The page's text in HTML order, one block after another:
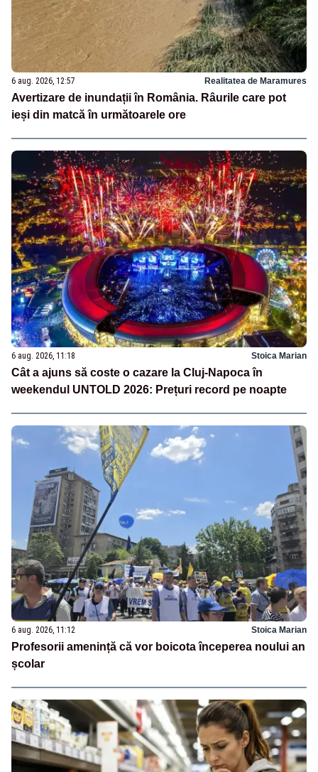
6 aug. 2026, 12:57 Realitatea de Maramures
Avertizare de inundații în România. Râurile care pot
ieși din matcă în următoarele ore
6 aug. 2026, 11:18 Stoica Marian
Cât a ajuns să coste o cazare la Cluj-Napoca în
weekendul UNTOLD 2026: Prețuri record pe noapte
6 aug. 2026, 11:12 Stoica Marian
Profesorii amenință că vor boicota începerea noului an
școlar